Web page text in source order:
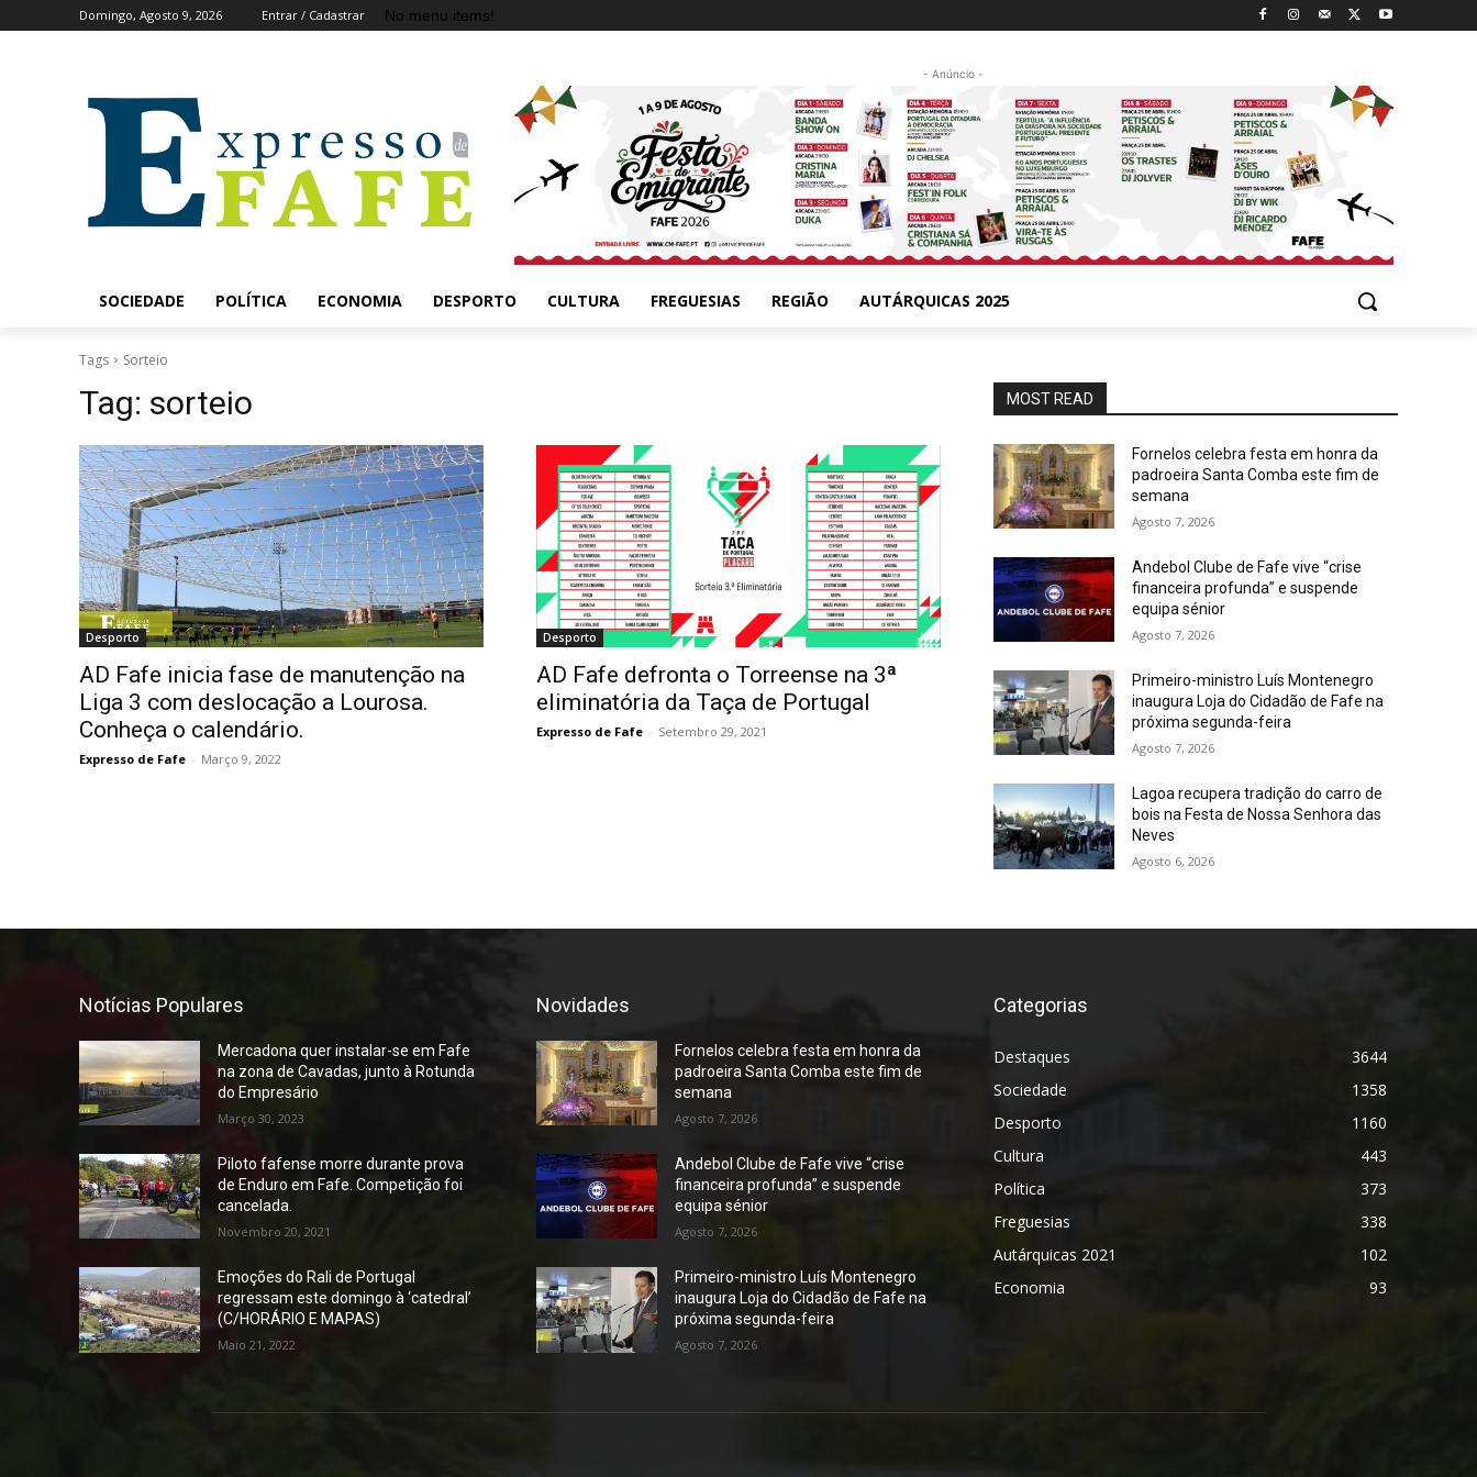
Domingo, Agosto 9, 2026 Entrar / Cadastrar No menu items!
- Anúncio -
SOCIEDADE POLÍTICA ECONOMIA DESPORTO CULTURA FREGUESIAS REGIÃO AUTÁRQUICAS 2025
Tags Sorteio
Tag: sorteio
Desporto
AD Fafe inicia fase de manutenção na
Liga 3 com deslocação a Lourosa.
Conheça o calendário.
Expresso de Fafe - Março 9, 2022
Desporto
AD Fafe defronta o Torreense na 3ª
eliminatória da Taça de Portugal
Expresso de Fafe - Setembro 29, 2021
MOST READ
Fornelos celebra festa em honra da
padroeira Santa Comba este fim de
semana
Agosto 7, 2026
Andebol Clube de Fafe vive “crise
financeira profunda” e suspende
equipa sénior
Agosto 7, 2026
Primeiro-ministro Luís Montenegro
inaugura Loja do Cidadão de Fafe na
próxima segunda-feira
Agosto 7, 2026
Lagoa recupera tradição do carro de
bois na Festa de Nossa Senhora das
Neves
Agosto 6, 2026
Notícias Populares
Mercadona quer instalar-se em Fafe
na zona de Cavadas, junto à Rotunda
do Empresário
Março 30, 2023
Piloto fafense morre durante prova
de Enduro em Fafe. Competição foi
cancelada.
Novembro 20, 2021
Emoções do Rali de Portugal
regressam este domingo à ‘catedral’
(C/HORÁRIO E MAPAS)
Maio 21, 2022
Novidades
Fornelos celebra festa em honra da
padroeira Santa Comba este fim de
semana
Agosto 7, 2026
Andebol Clube de Fafe vive “crise
financeira profunda” e suspende
equipa sénior
Agosto 7, 2026
Primeiro-ministro Luís Montenegro
inaugura Loja do Cidadão de Fafe na
próxima segunda-feira
Agosto 7, 2026
Categorias
Destaques
3644
Sociedade
1358
Desporto
1160
Cultura
443
Política
373
Freguesias
338
Autárquicas 2021
102
Economia
93